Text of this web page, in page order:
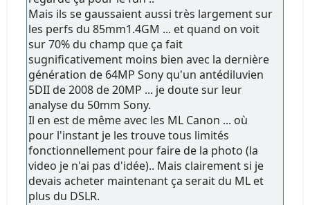
Mais ils se gaussaient aussi très largement sur
les perfs du 85mm1.4GM ... et quand on voit
sur 70% du champ que ça fait
sugnificativement moins bien avec la dernière
génération de 64MP Sony qu'un antédiluvien
5DII de 2008 de 20MP ... je doute sur leur
analyse du 50mm Sony.
Il en est de même avec les ML Canon ... où
pour l'instant je les trouve tous limités
fonctionnellement pour faire de la photo (la
video je n'ai pas d'idée).. Mais clairement si je
devais acheter maintenant ça serait du ML et
plus du DSLR.